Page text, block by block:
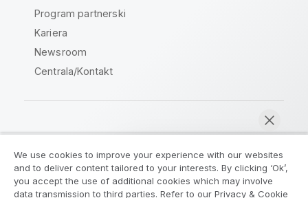
Program partnerski
Kariera
Newsroom
Centrala/Kontakt
Umowy prawne
Warunki produktu
We use cookies to improve your experience with our websites
and to deliver content tailored to your interests. By clicking ‘Ok’,
you accept the use of additional cookies which may involve
data transmission to third parties. Refer to our Privacy & Cookie